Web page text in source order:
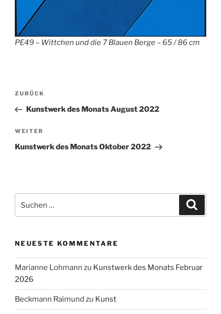
PE49 – Wittchen und die 7 Blauen Berge – 65 / 86 cm
Beitragsnavigation
Vorheriger
Beitrag
ZURÜCK
Kunstwerk des Monats August 2022
Nächster
Beitrag
WEITER
Kunstwerk des Monats Oktober 2022
nach:
NEUESTE KOMMENTARE
Marianne Lohmann zu Kunstwerk des Monats Februar
2026
Beckmann Raimund zu Kunst